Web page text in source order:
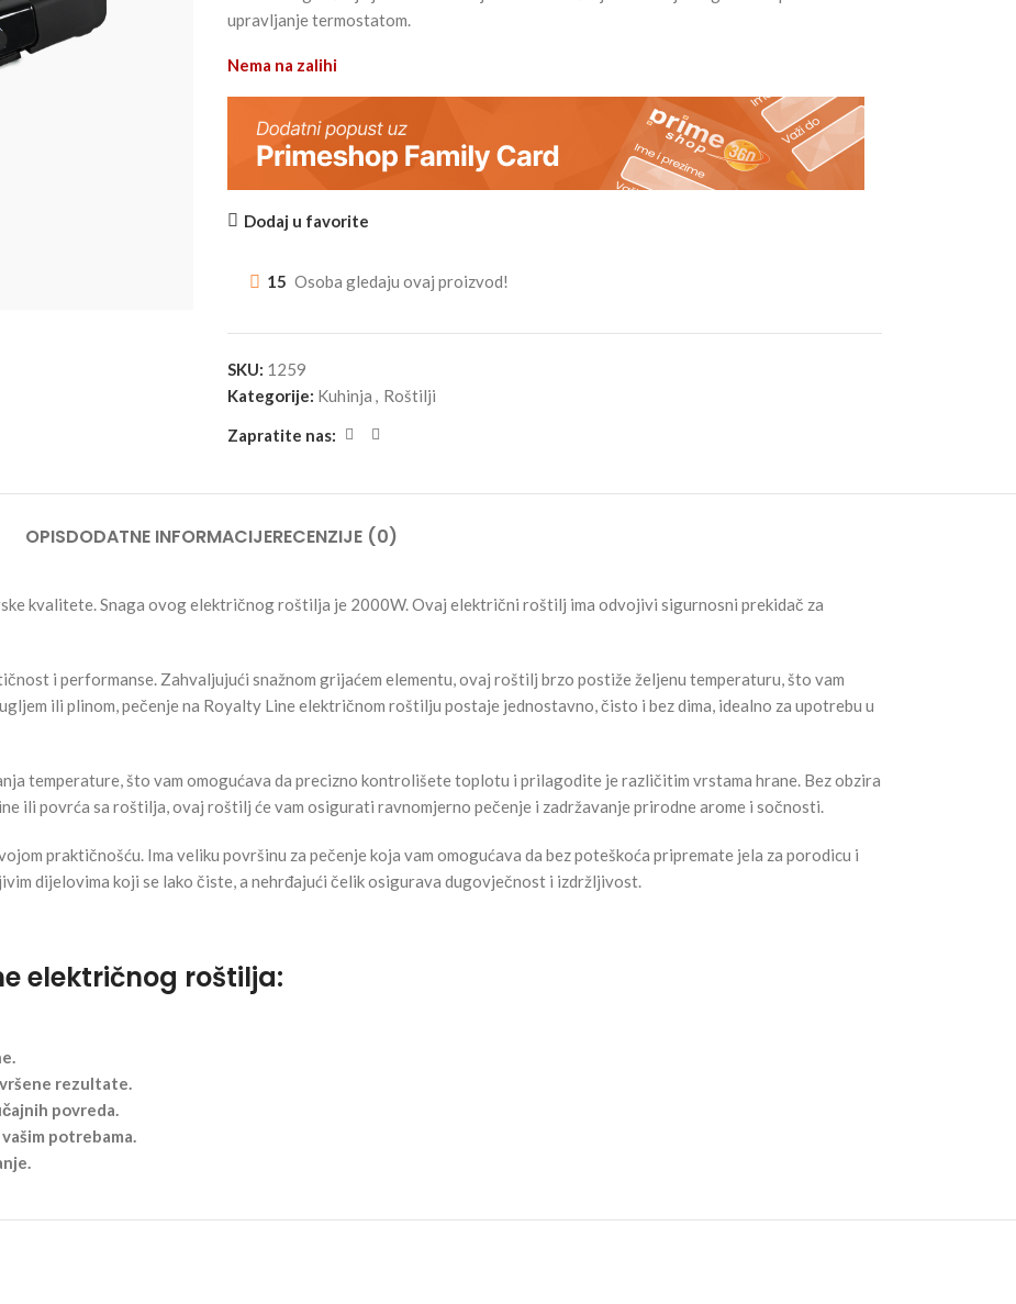
upravljanje termostatom.
Nema na zalihi
Dodaj u favorite
15 Osoba gledaju ovaj proizvod!
SKU: 1259
Kategorije: Kuhinja , Roštilji
Zapratite nas:
OPISDODATNE INFORMACIJERECENZIJE (0)
kvalitete. Snaga ovog električnog roštilja je 2000W. Ovaj električni roštilj ima odvojivi sigurnosni prekidač za
i performanse. Zahvaljujući snažnom grijaćem elementu, ovaj roštilj brzo postiže željenu temperaturu, što vam
ili plinom, pečenje na Royalty Line električnom roštilju postaje jednostavno, čisto i bez dima, idealno za upotrebu u
temperature, što vam omogućava da precizno kontrolišete toplotu i prilagodite je različitim vrstama hrane. Bez obzira
ili povrća sa roštilja, ovaj roštilj će vam osigurati ravnomjerno pečenje i zadržavanje prirodne arome i sočnosti.
praktičnošću. Ima veliku površinu za pečenje koja vam omogućava da bez poteškoća pripremate jela za porodicu i
dijelovima koji se lako čiste, a nehrđajući čelik osigurava dugovječnost i izdržljivost.
električnog roštilja:
rezultate.
povreda.
potrebama.